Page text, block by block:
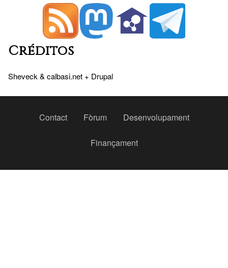
Créditos
Sheveck & calbasi.net + Drupal
Contact Fòrum Desenvolupament
Finançament